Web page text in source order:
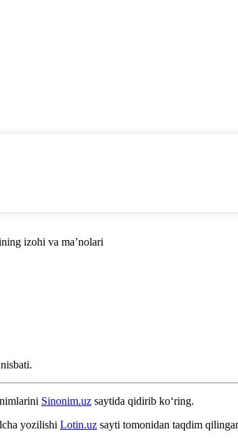
izohi va ma’nolari
Sinonim.uz saytida qidirib ko‘ring.
yozilishi Lotin.uz sayti tomonidan taqdim